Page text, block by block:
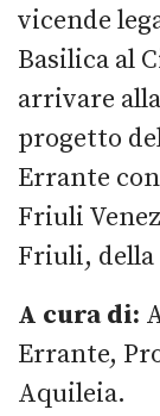
vicende
Basilica al
arrivare alla
progetto
Errante
Friuli
Friuli, della
A cura di:
Errante,
Aquileia.